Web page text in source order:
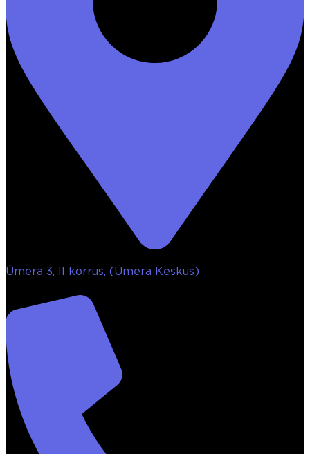
Ümera 3, II korrus, (Ümera Keskus)